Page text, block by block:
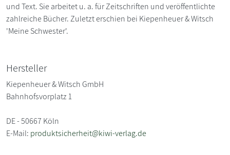
und Text. Sie arbeitet u. a. für Zeitschriften und veröffentlichte
zahlreiche Bücher. Zuletzt erschien bei Kiepenheuer & Witsch
'Meine Schwester'.
Hersteller
Kiepenheuer & Witsch GmbH
Bahnhofsvorplatz 1
DE - 50667 Köln
E-Mail: produktsicherheit@kiwi-verlag.de